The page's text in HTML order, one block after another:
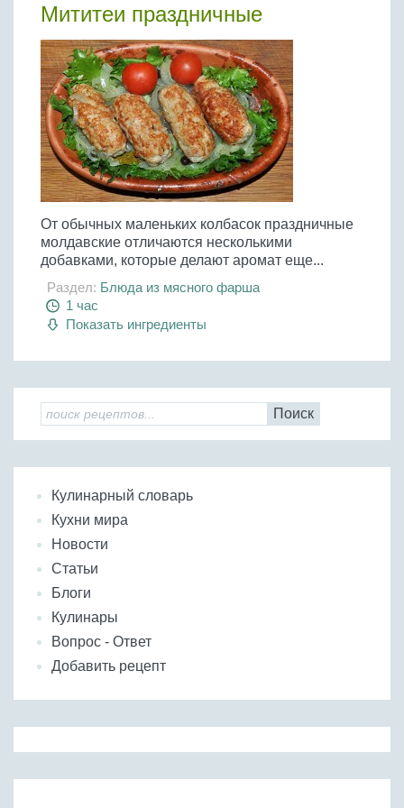
Бобовые
Яйца
Крупы
Мититеи праздничные
От обычных маленьких колбасок праздничные
молдавские отличаются несколькими
добавками, которые делают аромат еще...
Раздел: Блюда из мясного фарша
1 час
Показать ингредиенты
Поиск
Кулинарный словарь
Кухни мира
Новости
Статьи
Блоги
Кулинары
Вопрос - Ответ
Добавить рецепт